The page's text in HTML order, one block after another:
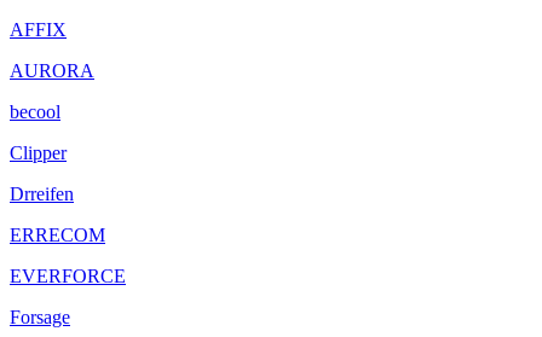
AFFIX
AURORA
becool
Clipper
Drreifen
ERRECOM
EVERFORCE
Forsage